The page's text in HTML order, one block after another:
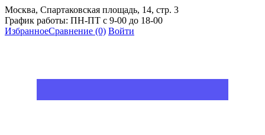
Москва, Спартаковская площадь, 14, стр. 3
График работы: ПН-ПТ с 9-00 до 18-00
ИзбранноеСравнение (0) Войти